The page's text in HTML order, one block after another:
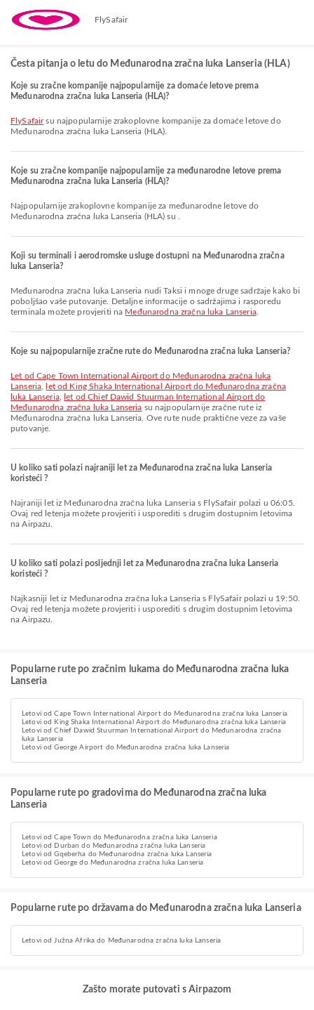
FlySafair
Česta pitanja o letu do Međunarodna zračna luka Lanseria (HLA)
Koje su zračne kompanije najpopularnije za domaće letove prema
Međunarodna zračna luka Lanseria (HLA)?
FlySafairsu najpopularnije zrakoplovne kompanije za domaće letove do
Međunarodna zračna luka Lanseria (HLA).
Koje su zračne kompanije najpopularnije za međunarodne letove prema
Međunarodna zračna luka Lanseria (HLA)?
Najpopularnije zrakoplovne kompanije za međunarodne letove do
Međunarodna zračna luka Lanseria (HLA) su .
Koji su terminali i aerodromske usluge dostupni na Međunarodna zračna
luka Lanseria?
Međunarodna zračna luka Lanseria nudi Taksi i mnoge druge sadržaje kako bi
poboljšao vaše putovanje. Detaljne informacije o sadržajima i rasporedu
terminala možete provjeriti na Međunarodna zračna luka Lanseria.
Koje su najpopularnije zračne rute do Međunarodna zračna luka Lanseria?
let od Cape Town International Airport do Međunarodna zračna luka
Lanseria
let od King Shaka International Airport do Međunarodna zračna
luka Lanseria,
let od Chief Dawid Stuurman International Airport do
Međunarodna zračna luka Lanseria su najpopularnije zračne rute iz
Međunarodna zračna luka Lanseria. Ove rute nude praktične veze za vaše
putovanje.
U koliko sati polazi najraniji let za Međunarodna zračna luka Lanseria
koristeći ?
Najraniji let iz Međunarodna zračna luka Lanseria s FlySafair polazi u 06:05.
Ovaj red letenja možete provjeriti i usporediti s drugim dostupnim letovima
na Airpazu.
U koliko sati polazi posljednji let za Međunarodna zračna luka Lanseria
koristeći ?
Najkasniji let iz Međunarodna zračna luka Lanseria s FlySafair polazi u 19:50.
Ovaj red letenja možete provjeriti i usporediti s drugim dostupnim letovima
na Airpazu.
Popularne rute po zračnim lukama do Međunarodna zračna luka
Lanseria
Letovi od Cape Town International Airport do Međunarodna zračna luka Lanseria
Letovi od King Shaka International Airport do Međunarodna zračna luka Lanseria
Letovi od Chief Dawid Stuurman International Airport do Međunarodna zračna
luka Lanseria
Letovi od George Airport do Međunarodna zračna luka Lanseria
Popularne rute po gradovima do Međunarodna zračna luka
Lanseria
Letovi od Cape Town do Međunarodna zračna luka Lanseria
Letovi od Durban do Međunarodna zračna luka Lanseria
Letovi od Gqeberha do Međunarodna zračna luka Lanseria
Letovi od George do Međunarodna zračna luka Lanseria
Popularne rute po državama do Međunarodna zračna luka Lanseria
Letovi od Južna Afrika do Međunarodna zračna luka Lanseria
Zašto morate putovati s Airpazom